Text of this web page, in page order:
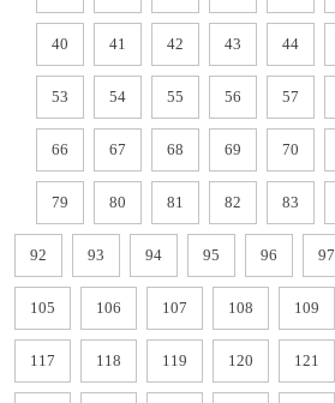
40 41 42 43 44
53 54 55 56 57
66 67 68 69 70
79 80 81 82 83
92 93 94 95 96 97
105 106 107 108 109
117 118 119 120 121